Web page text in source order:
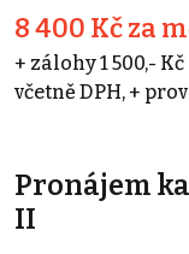
8 400 Kč za
+ zálohy 1 500,-
včetně DPH, +
Pronájem
II